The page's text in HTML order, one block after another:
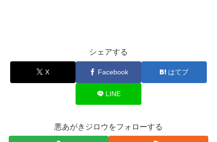
シェアする
X Facebook はてブ
LINE
悪あがきジロウをフォローする